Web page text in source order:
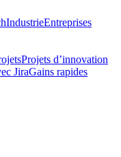
IndustrieEntreprises
Projets d’innovation
JiraGains rapides